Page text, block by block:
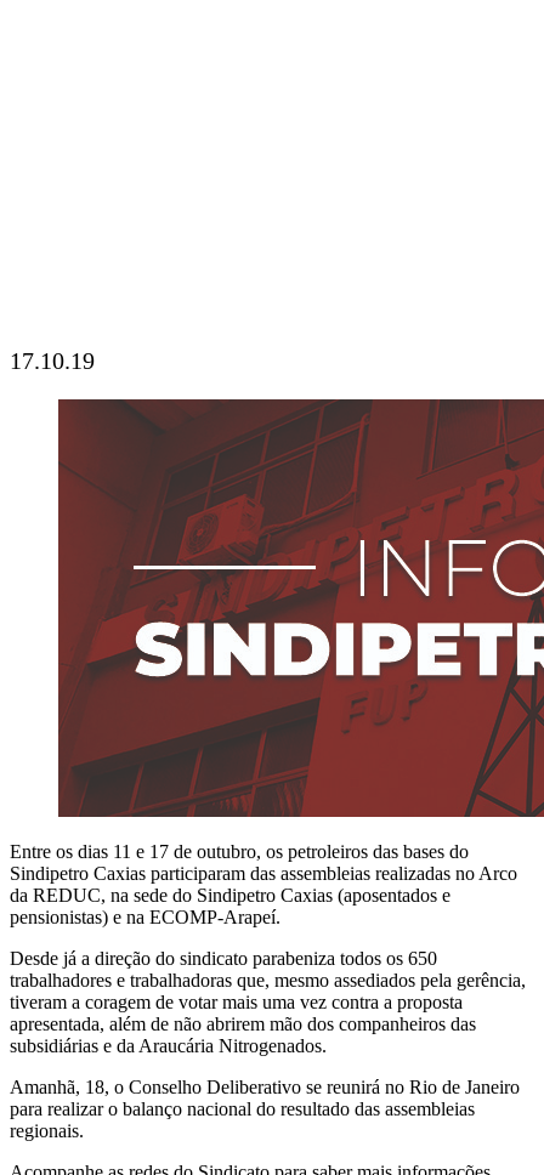
17.10.19
Entre os dias 11 e 17 de outubro, os petroleiros das bases do
Sindipetro Caxias participaram das assembleias realizadas no Arco
da REDUC, na sede do Sindipetro Caxias (aposentados e
pensionistas) e na ECOMP-Arapeí.
Desde já a direção do sindicato parabeniza todos os 650
trabalhadores e trabalhadoras que, mesmo assediados pela gerência,
tiveram a coragem de votar mais uma vez contra a proposta
apresentada, além de não abrirem mão dos companheiros das
subsidiárias e da Araucária Nitrogenados.
Amanhã, 18, o Conselho Deliberativo se reunirá no Rio de Janeiro
para realizar o balanço nacional do resultado das assembleias
regionais.